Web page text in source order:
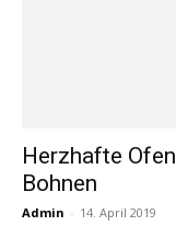
Herzhafte
Bohnen
Admin - 14. April 2019